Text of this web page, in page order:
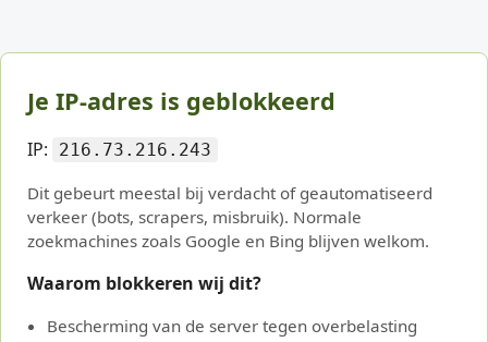
Je IP-adres is geblokkeerd
IP: 216.73.216.243
Dit gebeurt meestal bij verdacht of geautomatiseerd
verkeer (bots, scrapers, misbruik). Normale
zoekmachines zoals Google en Bing blijven welkom.
Waarom blokkeren wij dit?
Bescherming van de server tegen overbelasting